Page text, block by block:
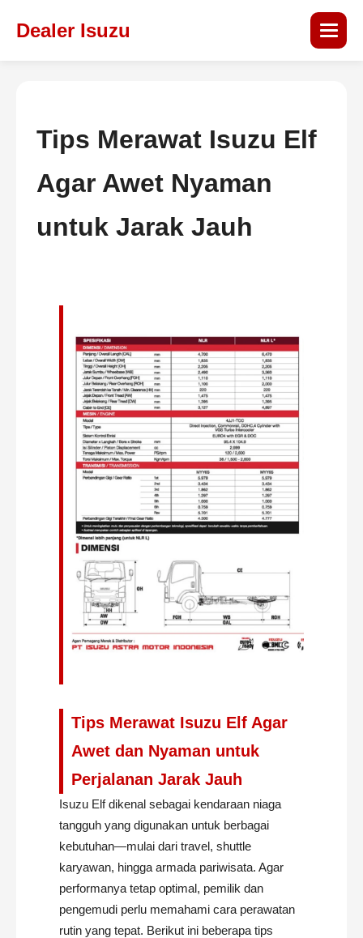
Dealer Isuzu
Tips Merawat Isuzu Elf
Agar Awet Nyaman
untuk Jarak Jauh
Tips Merawat Isuzu Elf Agar
Awet dan Nyaman untuk
Perjalanan Jarak Jauh
Isuzu Elf dikenal sebagai kendaraan niaga
tangguh yang digunakan untuk berbagai
kebutuhan—mulai dari travel, shuttle
karyawan, hingga armada pariwisata. Agar
performanya tetap optimal, pemilik dan
pengemudi perlu memahami cara perawatan
rutin yang tepat. Berikut ini beberapa tips